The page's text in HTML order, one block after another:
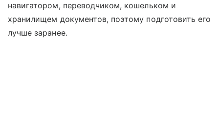
навигатором, переводчиком, кошельком и
хранилищем документов, поэтому подготовить его
лучше заранее.